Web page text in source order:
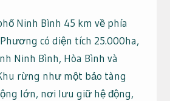
Ninh Bình 45 km về phía
Phương có diện tích 25.000ha,
Ninh Bình, Hòa Bình và
rừng như một bảo tàng
lớn, nơi lưu giữ hệ động,